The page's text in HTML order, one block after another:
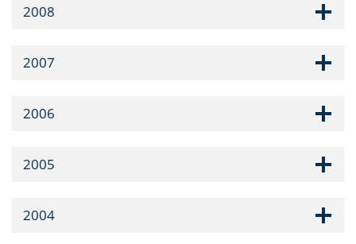
2008
2007
2006
2005
2004